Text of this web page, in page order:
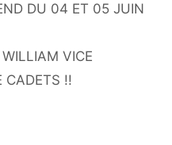
DU 04 ET 05 JUIN
VICE
CADETS !!